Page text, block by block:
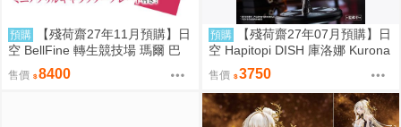
預購
【殘荷齋27年11月預購】日
空 BellFine 轉生競技場 瑪爾 巴
洛克 1/6
售價 8400
預購
【殘荷齋27年07月預購】日
空 Hapitopi DISH 庫洛娜 Kurona
盛情邀請 1/6 附特典
售價 3750